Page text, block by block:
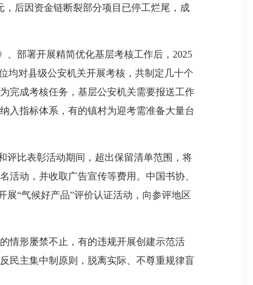
后因资金链断裂部分项目已停工烂尾，成
部署开展精简优化基层考核工作后，2025
均对县级公安机关开展考核，共制定几十个
完成考核任务，基层公安机关需要报送工作
入指标体系，有的镇村为迎考需准备大量台
比表彰活动期间，超出保留清单范围，将
活动，并收取广告宣传等费用。中国书协、
展“气候好产品”评价认证活动，向参评地区
形屡禁不止，有的违规开展创建示范活
民主集中制原则，脱离实际、不尊重规律盲